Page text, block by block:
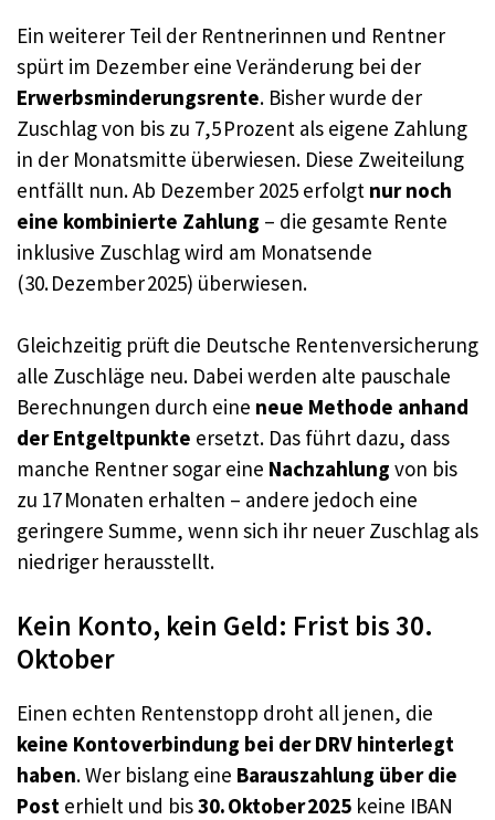
Ein weiterer Teil der Rentnerinnen und Rentner
spürt im Dezember eine Veränderung bei der
Erwerbsminderungsrente. Bisher wurde der
Zuschlag von bis zu 7,5 Prozent als eigene Zahlung
in der Monatsmitte überwiesen. Diese Zweiteilung
entfällt nun. Ab Dezember 2025 erfolgt nur noch
eine kombinierte Zahlung – die gesamte Rente
inklusive Zuschlag wird am Monatsende
(30. Dezember 2025) überwiesen.
Gleichzeitig prüft die Deutsche Rentenversicherung
alle Zuschläge neu. Dabei werden alte pauschale
Berechnungen durch eine neue Methode anhand
der Entgeltpunkte ersetzt. Das führt dazu, dass
manche Rentner sogar eine Nachzahlung von bis
zu 17 Monaten erhalten – andere jedoch eine
geringere Summe, wenn sich ihr neuer Zuschlag als
niedriger herausstellt.
Kein Konto, kein Geld: Frist bis 30.
Oktober
Einen echten Rentenstopp droht all jenen, die
keine Kontoverbindung bei der DRV hinterlegt
haben. Wer bislang eine Barauszahlung über die
Post erhielt und bis30. Oktober 2025 keine IBAN